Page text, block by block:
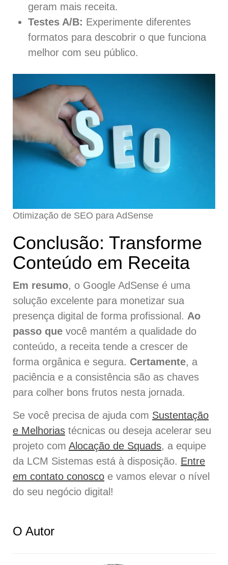
geram mais receita.
Testes A/B: Experimente diferentes
formatos para descobrir o que funciona
melhor com seu público.
Otimização de SEO para AdSense
Conclusão: Transforme
Conteúdo em Receita
Em resumo, o Google AdSense é uma
solução excelente para monetizar sua
presença digital de forma profissional. Ao
passo que você mantém a qualidade do
conteúdo, a receita tende a crescer de
forma orgânica e segura. Certamente, a
paciência e a consistência são as chaves
para colher bons frutos nesta jornada.
Se você precisa de ajuda com Sustentação
e Melhorias técnicas ou deseja acelerar seu
projeto com Alocação de Squads, a equipe
da LCM Sistemas está à disposição. Entre
em contato conosco e vamos elevar o nível
do seu negócio digital!
O Autor